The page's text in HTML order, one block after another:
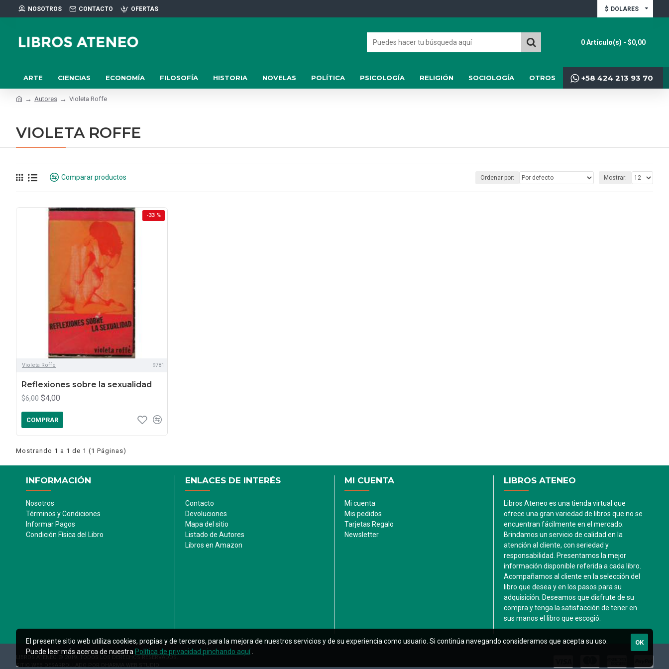
NOSOTROS CONTACTO OFERTAS $ DOLARES
0 Artículo(s) - $0,00
ARTE CIENCIAS ECONOMÍA FILOSOFÍA HISTORIA NOVELAS POLÍTICA PSICOLOGÍA RELIGIÓN SOCIOLOGÍA OTROS +58 424 213 93 70
Autores Violeta Roffe
VIOLETA ROFFE
Comparar productos Ordenar por: Mostrar:
-33 %
Violeta Roffe 9781
Reflexiones sobre la sexualidad
$6,00 $4,00
COMPRAR
Mostrando 1 a 1 de 1 (1 Páginas)
INFORMACIÓN
Nosotros
Términos y Condiciones
Informar Pagos
Condición Física del Libro
ENLACES DE INTERÉS
Contacto
Devoluciones
Mapa del sitio
Listado de Autores
Libros en Amazon
MI CUENTA
Mi cuenta
Mis pedidos
Tarjetas Regalo
Newsletter
LIBROS ATENEO
Libros Ateneo es una tienda virtual que
ofrece una gran variedad de libros que no se
encuentran fácilmente en el mercado.
Brindamos un servicio de calidad en la
atención al cliente, con seriedad y
responsabilidad. Presentamos la mejor
información disponible referida a cada libro.
Acompañamos al cliente en la selección del
libro que desea y en los pasos para su
adquisición. Deseamos que disfrute de su
compra y tenga la satisfacción de tener en
sus manos el libro que escogió.
LIBROS ATENEO © 2019. TODOS LOS DERECHOS RESERVADOS.
SITIO WEB DESARROLLADO POR DHARMA WEB STUDIO
OK
El presente sitio web utiliza cookies, propias y de terceros, para la mejora de nuestros servicios y de su experiencia como usuario. Si continúa navegando consideramos que acepta su uso.
Puede leer más acerca de nuestra Política de privacidad pinchando aquí